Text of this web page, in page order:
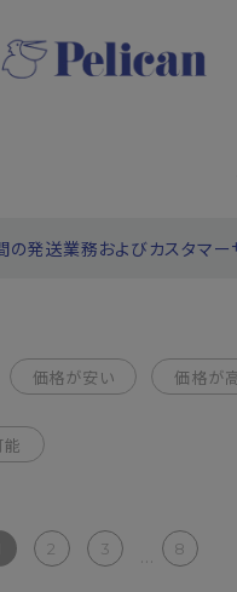
の発送業務およびカスタマー
価格が安い 価格が
2 3 ... 8